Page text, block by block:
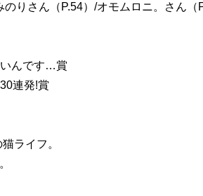
りさん（P.54）/オモムロニ。さん（
いんです…賞
連発!賞
ライフ。